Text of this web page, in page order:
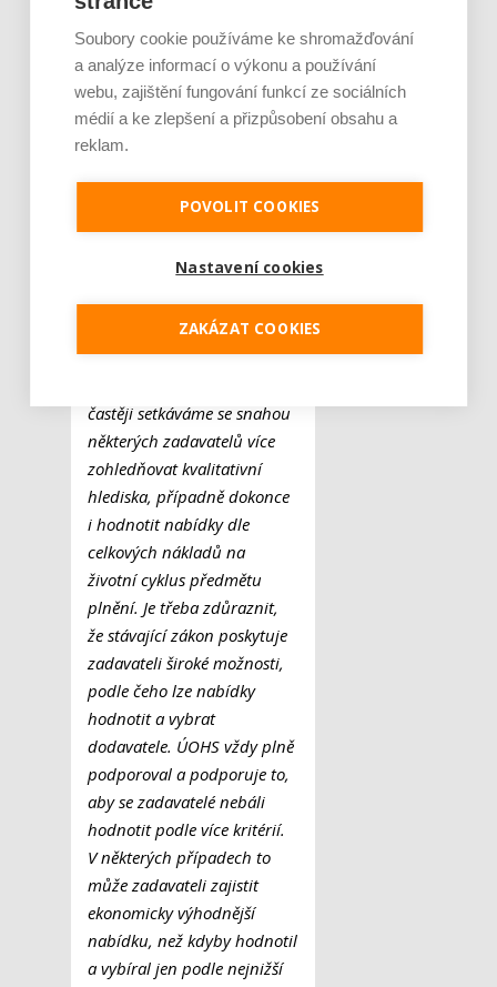
nejvýhodnější nemusí být
v těchto případech vybrána
nabídka s nejnižší cenou,
pak může znamenat pro
trestních oznámení. I
odborníků přesun ke
kvalitativnímu hodnocení
tendrů běh na dlouhou trať.
častěji setkáváme se snahou
některých zadavatelů více
zohledňovat kvalitativní
hlediska, případně dokonce
i hodnotit nabídky dle
celkových nákladů na
životní cyklus předmětu
plnění. Je třeba zdůraznit,
že stávající zákon poskytuje
zadavateli široké možnosti,
podle čeho lze nabídky
hodnotit a vybrat
dodavatele. ÚOHS vždy plně
podporoval a podporuje to,
aby se zadavatelé nebáli
hodnotit podle více kritérií.
V některých případech to
může zadavateli zajistit
ekonomicky výhodnější
nabídku, než kdyby hodnotil
a vybíral jen podle nejnižší
Soubory cookie používáme ke shromažďování
a analýze informací o výkonu a používání
webu, zajištění fungování funkcí ze sociálních
médií a ke zlepšení a přizpůsobení obsahu a
reklam.
POVOLIT COOKIES
Nastavení cookies
ZAKÁZAT COOKIES